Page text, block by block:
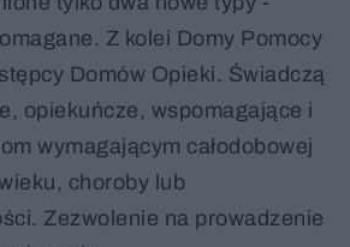
Z kolei Domy Pomocy
Domów Opieki. Świadczą
opiekuńcze, wspomagające i
wymagającym całodobowej
choroby lub
Zezwolenie na prowadzenie